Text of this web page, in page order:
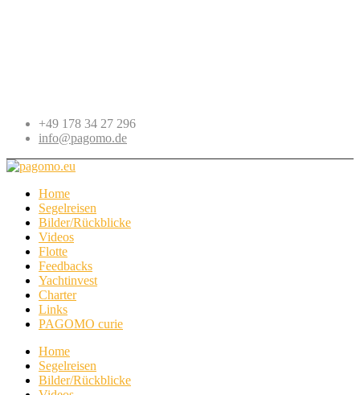
+49 178 34 27 296
info@pagomo.de
Home
Segelreisen
Bilder/Rückblicke
Videos
Flotte
Feedbacks
Yachtinvest
Charter
Links
PAGOMO curie
Home
Segelreisen
Bilder/Rückblicke